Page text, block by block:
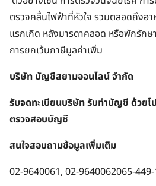
ตรวจคลื่นไฟฟ้าที่หัวใจ รวมตลอดถึงอา
แรกเกิด หลังมารดาคลอด หรือพักรัก
การยกเว้นภาษีมูลค่าเพิ่ม
บริษัท บัญชีสยามออนไลน์ จำกัด
รับจดทะเบียนบริษัท รับทำบัญชี ด้วย
ตรวจสอบบัญชี
สนใจสอบถามข้อมูลเพิ่มเติม
02-9640061, 02-9640062065-